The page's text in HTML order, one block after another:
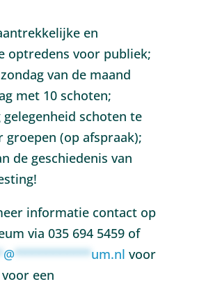
en
optredens voor publiek;
van de maand
met 10 schoten;
gelegenheid schoten te
groepen (op afspraak);
de geschiedenis van
informatie contact op
via 035 694 5459 of
@***********um.nl voor
een